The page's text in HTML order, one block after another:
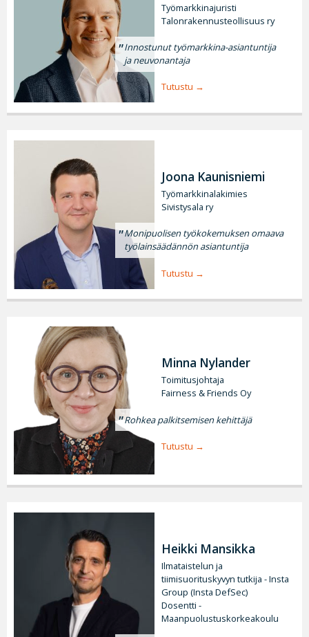
Työmarkkinajuristi
Talonrakennusteollisuus ry
Innostunut työmarkkina-asiantuntija
ja neuvonantaja
Tutustu
Joona Kaunisniemi
Työmarkkinalakimies
Sivistysala ry
Monipuolisen työkokemuksen omaava
työlainsäädännön asiantuntija
Tutustu
Minna Nylander
Toimitusjohtaja
Fairness & Friends Oy
Rohkea palkitsemisen kehittäjä
Tutustu
Heikki Mansikka
Ilmataistelun ja
tiimisuorituskyvyn tutkija - Insta
Group (Insta DefSec)
Dosentti -
Maanpuolustuskorkeakoulu